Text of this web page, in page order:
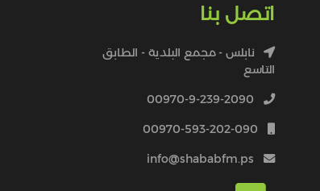
اتصل بنا
نابلس - مجمع البلدية - الطابق
التاسع
00970-9-239-2090
00970-593-202-090
info@shababfm.ps